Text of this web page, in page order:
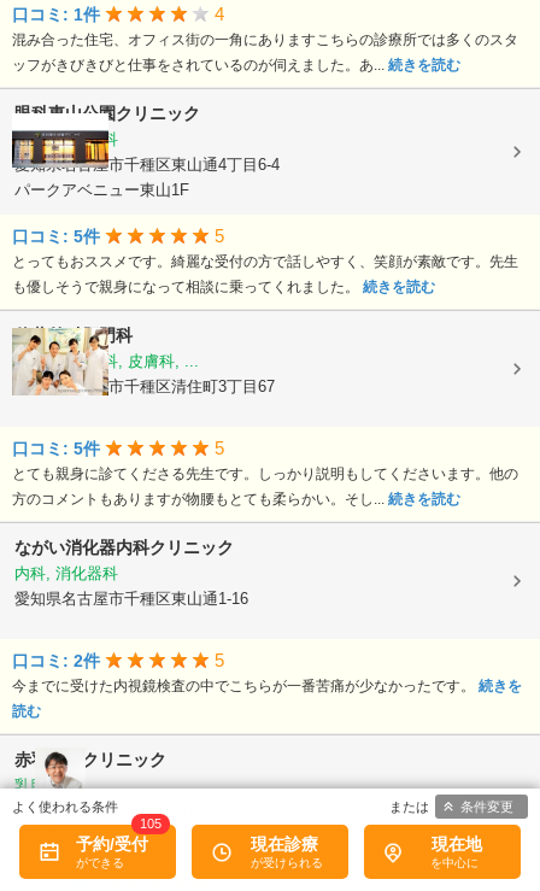
口コミ: 1件 4
混み合った住宅、オフィス街の一角にありますこちらの診療所では多くのスタ
ッフがきびきびと仕事をされているのが伺えました。あ... 続きを読む
眼科東山公園クリニック
眼科, 小児眼科
愛知県名古屋市千種区東山通4丁目6-4
パークアベニュー東山1F
口コミ: 5件 5
とってもおススメです。綺麗な受付の方で話しやすく、笑顔が素敵です。先生
も優しそうで親身になって相談に乗ってくれました。 続きを読む
佐藤外科肛門科
外科, 肛門外科, 皮膚科, ...
愛知県名古屋市千種区清住町3丁目67
口コミ: 5件 5
とても親身に診てくださる先生です。しっかり説明もしてくださいます。他の
方のコメントもありますが物腰もとても柔らかい。そし... 続きを読む
ながい消化器内科クリニック
内科, 消化器科
愛知県名古屋市千種区東山通1-16
口コミ: 2件 5
今までに受けた内視鏡検査の中でこちらが一番苦痛が少なかったです。 続きを
読む
赤羽乳腺クリニック
乳腺外科
愛知県名古屋市千種区四谷通1-13
ノア四ツ谷ビル3F
口コミ: 1件 5
予約/受付
105
現在診療 現在地
条件変更